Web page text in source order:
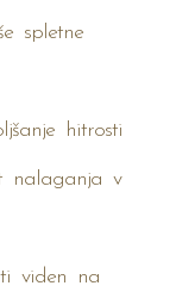
spletne
hitrosti
nalaganja v
viden na